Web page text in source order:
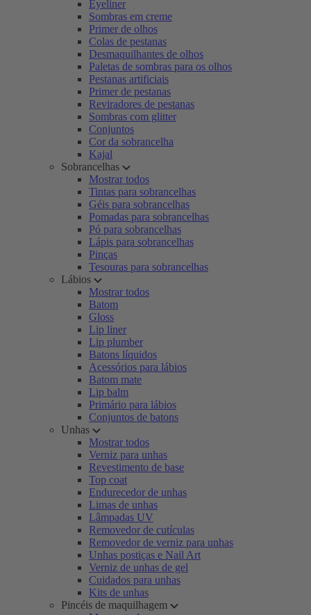
Eyeliner
Sombras em creme
Primer de olhos
Colas de pestanas
Desmaquilhantes de olhos
Paletas de sombras para os olhos
Pestanas artificiais
Primer de pestanas
Reviradores de pestanas
Sombras com glitter
Conjuntos
Cor da sobrancelha
Kajal
Sobrancelhas
Mostrar todos
Tintas para sobrancelhas
Géis para sobrancelhas
Pomadas para sobrancelhas
Pó para sobrancelhas
Lápis para sobrancelhas
Pinças
Tesouras para sobrancelhas
Lábios
Mostrar todos
Batom
Gloss
Lip liner
Lip plumber
Batons líquidos
Acessórios para lábios
Batom mate
Lip balm
Primário para lábios
Conjuntos de batons
Unhas
Mostrar todos
Verniz para unhas
Revestimento de base
Top coat
Endurecedor de unhas
Limas de unhas
Lâmpadas UV
Removedor de cutículas
Removedor de verniz para unhas
Unhas postiças e Nail Art
Verniz de unhas de gel
Cuidados para unhas
Kits de unhas
Pincéis de maquilhagem